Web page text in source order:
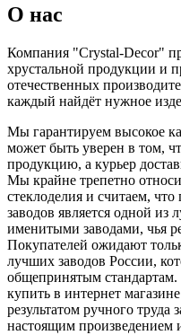
О нас
Компания "Сrystal-Decor"
хрустальной продукции и
отечественных
каждый найдёт нужное
Мы гарантируем высокое
может быть уверен в том,
продукцию, а курьер
Мы крайне трепетно
стеклоделия и считаем,
заводов является одной из
именитыми заводами, чья
Покупателей ожидают
лучших заводов России,
общепринятым
купить в интернет
результатом ручного труда
настоящим произведением